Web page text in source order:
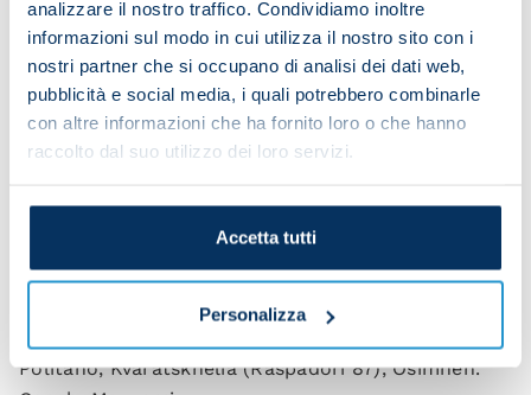
analizzare il nostro traffico. Condividiamo inoltre
informazioni sul modo in cui utilizza il nostro sito con i
nostri partner che si occupano di analisi dei dati web,
pubblicità e social media, i quali potrebbero combinarle
con altre informazioni che ha fornito loro o che hanno
raccolto dal suo utilizzo dei loro servizi.
Accetta tutti
Personalizza
ROMA: Rui Patricio; Mancini, LIorente, Ndicka,
Kristensen (Celik 75), Cristante, Paredes (Pellegrini
71), Bove, Zalewski (El Shaarawy 71), Belotti
NAPOLI: Meret; Di Lorenzo, Rrahmani, Juan Jesus
(Natan 88), Mario Rui (Zerbin 81), Anguissa,
Politano, Kvaratskhelia (Raspadori 87), Osimhen.